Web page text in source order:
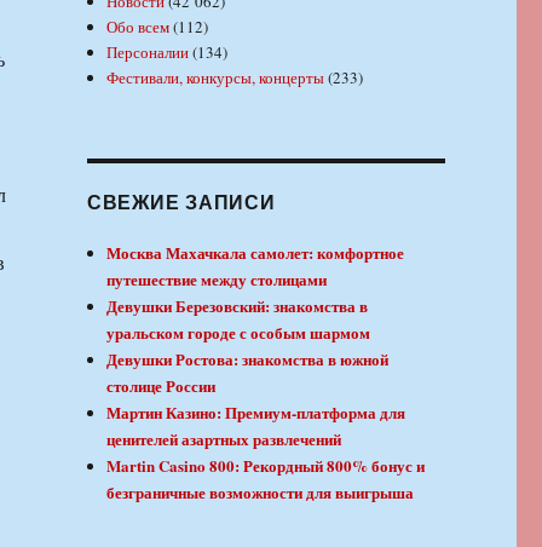
Обо всем(112)
Персоналии(134)
Фестивали, конкурсы, концерты(233)
СВЕЖИЕ ЗАПИСИ
Москва Махачкала самолет: комфортное
путешествие между столицами
Девушки Березовский: знакомства в
уральском городе с особым шармом
Девушки Ростова: знакомства в южной
столице России
Мартин Казино: Премиум-платформа для
ценителей азартных развлечений
Martin Casino 800: Рекордный 800% бонус и
безграничные возможности для выигрыша